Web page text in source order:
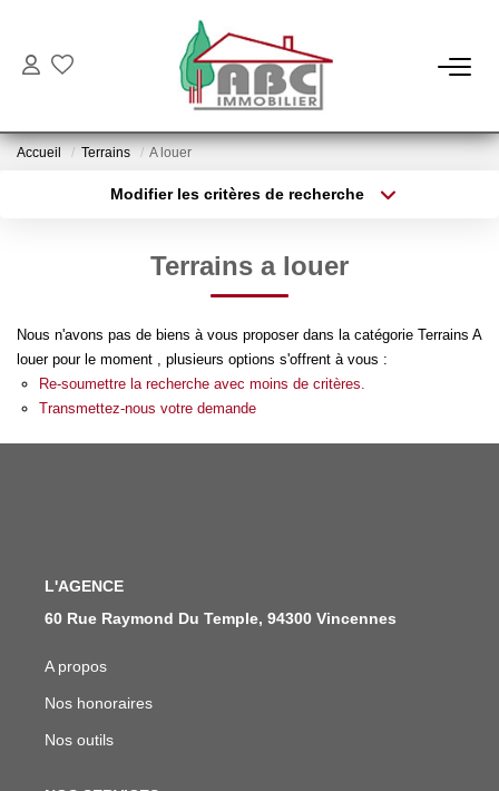
NOS BIENS
Locations
NOS SERVICES
Estimation
Gestion
Accueil Terrains A louer
Modifier les critères de recherche
Budget max Plus de critères
Terrains a louer
Nous n'avons pas de biens à vous proposer dans la catégorie Terrains A
louer pour le moment , plusieurs options s'offrent à vous :
Re-soumettre la recherche avec moins de critères.
Transmettez-nous votre demande
L'AGENCE
60 Rue Raymond Du Temple, 94300 Vincennes
A propos
Nos honoraires
Nos outils